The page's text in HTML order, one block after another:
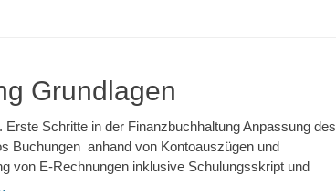
Grundlagen
Schritte in der Finanzbuchhaltung Anpassung des
Buchungen anhand von Kontoauszügen und
von E-Rechnungen inklusive Schulungsskript und